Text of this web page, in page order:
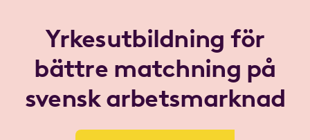
Yrkesutbildning för
bättre matchning på
svensk arbetsmarknad